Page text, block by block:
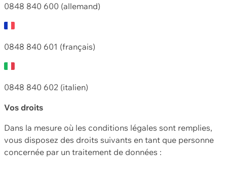
0848 840 600 (allemand)
0848 840 601 (français)
0848 840 602 (italien)
Vos droits
Dans la mesure où les conditions légales sont remplies,
vous disposez des droits suivants en tant que personne
concernée par un traitement de données :